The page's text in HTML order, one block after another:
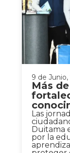
9 de Junio,
Más
junto a
Las
Duitama
por la